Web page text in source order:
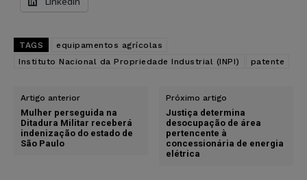
TAGS
equipamentos agrícolas
Instituto Nacional da Propriedade Industrial (INPI)
patente
Artigo anterior
Mulher perseguida na
Ditadura Militar receberá
indenização do estado de
São Paulo
Próximo artigo
Justiça determina
desocupação de área
pertencente à
concessionária de energia
elétrica